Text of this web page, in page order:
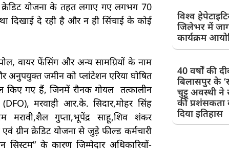
क्रेडिट योजना के तहत लगाए गए लगभग 70
दिखाई दे रही है और न ही सिंचाई के कोई
वायर फेंसिंग और अन्य सामग्रियों के नाम
अनुपयुक्त जमीन को प्लांटेशन एरिया घोषित
किए गए हैं, जिनमें रौनक गोयल तत्कालीन
मरवाही आर.के. सिदार,मोहर सिंह
मरावी,शैल गुप्ता,भूपेंद्र साहू,शिव शंकर
ग्रीन क्रेडिट योजना से जुड़े फील्ड कर्मचारी
के कारण जिम्मेदार अधिकारियों-
विश्व
जिलेभर में
कार्यक्रम
40 वर्षों की
बिलासपुर के
चुट्टू अवस्थी
की प्रशंसकता
दिया इतिहास